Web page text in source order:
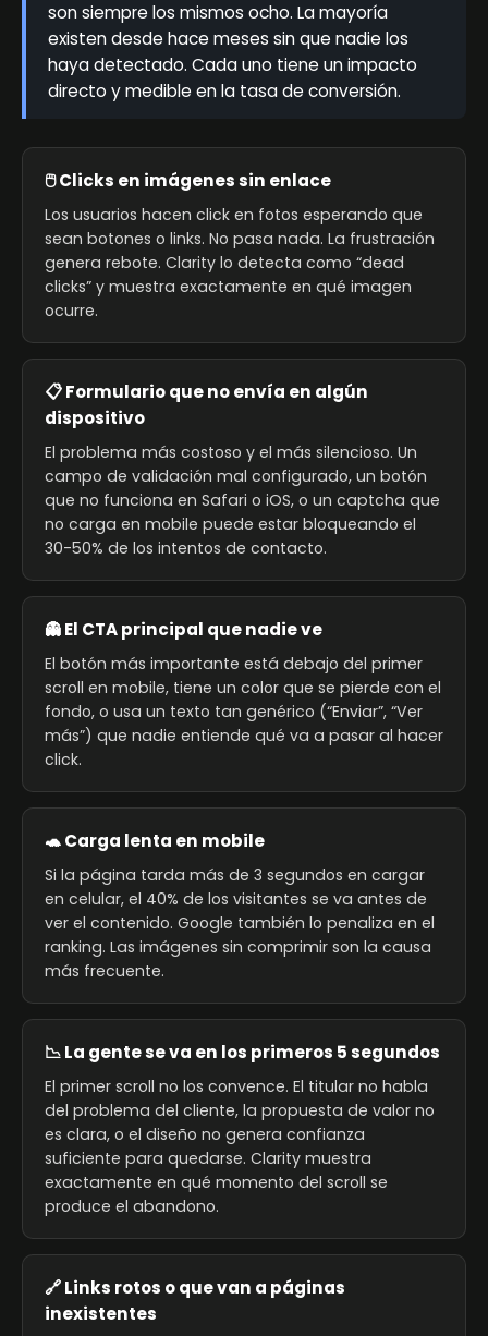
son siempre los mismos ocho. La mayoría
existen desde hace meses sin que nadie los
haya detectado. Cada uno tiene un impacto
directo y medible en la tasa de conversión.
🖱️ Clicks en imágenes sin enlace
Los usuarios hacen click en fotos esperando que
sean botones o links. No pasa nada. La frustración
genera rebote. Clarity lo detecta como “dead
clicks” y muestra exactamente en qué imagen
ocurre.
📋 Formulario que no envía en algún
dispositivo
El problema más costoso y el más silencioso. Un
campo de validación mal configurado, un botón
que no funciona en Safari o iOS, o un captcha que
no carga en mobile puede estar bloqueando el
30-50% de los intentos de contacto.
👻 El CTA principal que nadie ve
El botón más importante está debajo del primer
scroll en mobile, tiene un color que se pierde con el
fondo, o usa un texto tan genérico (“Enviar”, “Ver
más”) que nadie entiende qué va a pasar al hacer
click.
🐢 Carga lenta en mobile
Si la página tarda más de 3 segundos en cargar
en celular, el 40% de los visitantes se va antes de
ver el contenido. Google también lo penaliza en el
ranking. Las imágenes sin comprimir son la causa
más frecuente.
📉 La gente se va en los primeros 5 segundos
El primer scroll no los convence. El titular no habla
del problema del cliente, la propuesta de valor no
es clara, o el diseño no genera confianza
suficiente para quedarse. Clarity muestra
exactamente en qué momento del scroll se
produce el abandono.
🔗 Links rotos o que van a páginas
inexistentes